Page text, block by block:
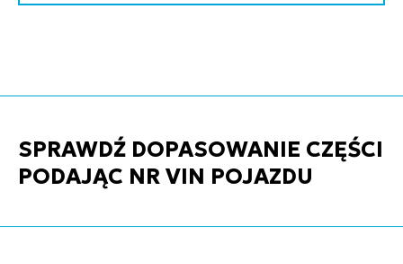
SPRAWDŹ DOPASOWANIE CZĘŚCI
PODAJĄC NR VIN POJAZDU